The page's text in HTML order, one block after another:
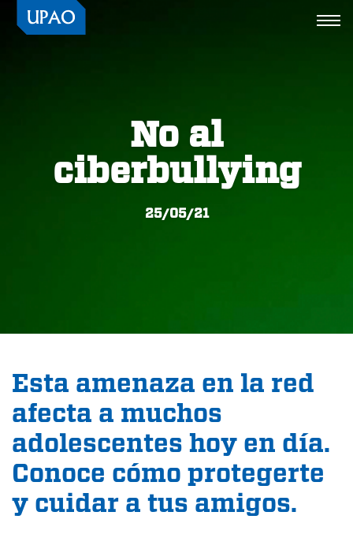
No al
ciberbullying
25/05/21
Esta amenaza en la red
afecta a muchos
adolescentes hoy en día.
Conoce cómo protegerte
y cuidar a tus amigos.